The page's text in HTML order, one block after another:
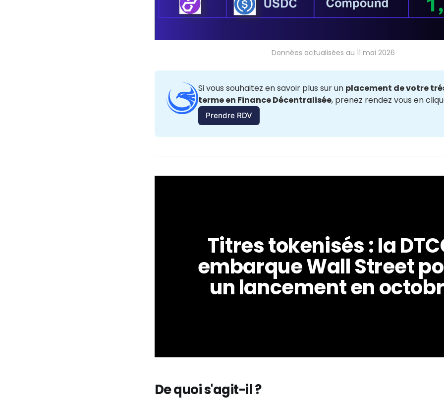
Données actualisées au 11 mai 2026
Si vous souhaitez en savoir plus sur un placement de votre
terme en Finance Décentralisée, prenez rendez vous en
Prendre RDV
Titres tokenisés : la
embarque Wall Street
un lancement en
De quoi s'agit-il ?